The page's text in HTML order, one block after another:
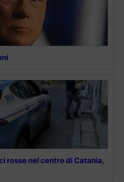
rosse nel centro di Catania,